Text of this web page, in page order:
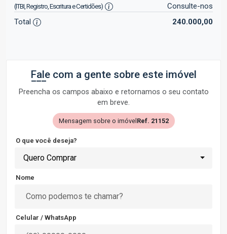
(ITBI, Registro, Escritura e Certidões)
Consulte-nos
Total
240.000,00
Fale com a gente sobre este imóvel
Preencha os campos abaixo e retornamos o seu contato
em breve.
Mensagem sobre o imóvel Ref. 21152
O que você deseja?
Quero Comprar
Nome
Celular / WhatsApp